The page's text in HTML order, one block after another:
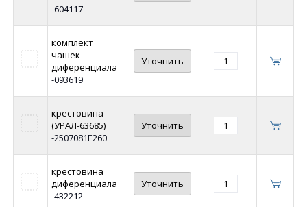
-604117
комплект
чашек
диференциала
-093619
Уточнить
крестовина
(УРАЛ-63685)
-2507081Е260
Уточнить
крестовина
диференциала
-432212
Уточнить